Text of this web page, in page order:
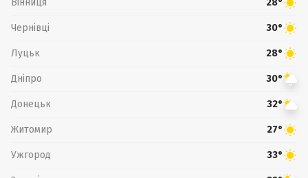
28°
Чернівці 30°
Луцьк 28°
Дніпро 30°
Донецьк 32°
Житомир 27°
Ужгород 33°